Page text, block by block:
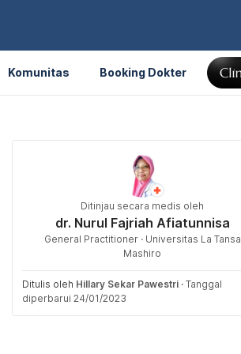
Komunitas Booking Dokter
Ditinjau secara medis oleh
dr. Nurul Fajriah Afiatunnisa
General Practitioner · Universitas La Tansa
Mashiro
Ditulis oleh Hillary Sekar Pawestri · Tanggal
diperbarui 24/01/2023